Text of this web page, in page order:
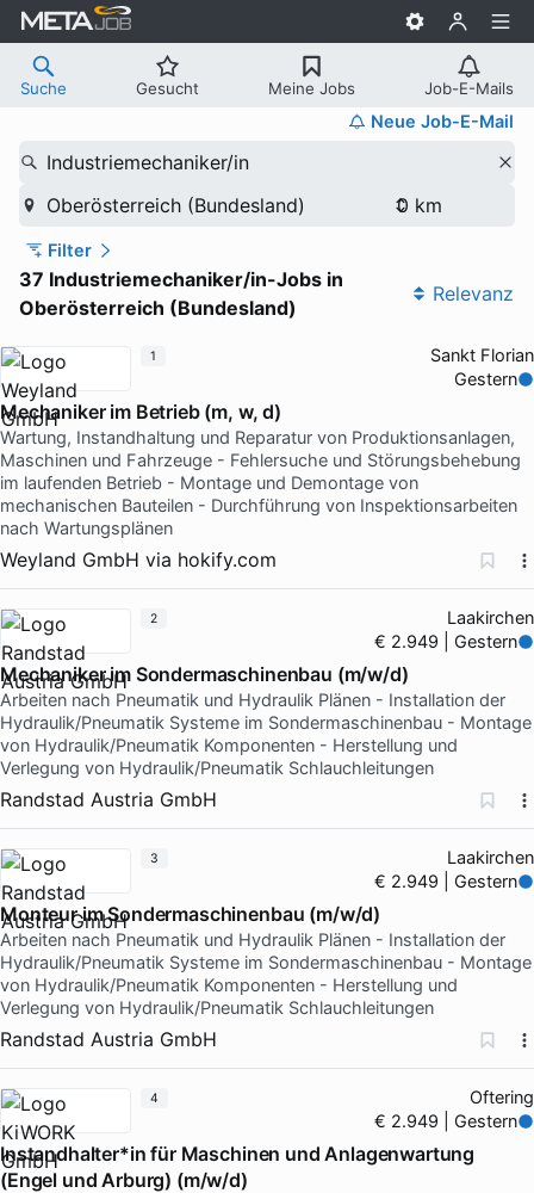
Suche Gesucht Meine Jobs Job-E-Mails
Neue Job-E-Mail
Industriemechaniker/in
Oberösterreich (Bundesland)
Filter
37 Industriemechaniker/in-Jobs in
Oberösterreich (Bundesland)
Relevanz
Sankt Florian
Gestern
Mechaniker im Betrieb (m, w, d)
Wartung, Instandhaltung und Reparatur von Produktionsanlagen,
Maschinen und Fahrzeuge - Fehlersuche und Störungsbehebung
im laufenden Betrieb - Montage und Demontage von
mechanischen Bauteilen - Durchführung von Inspektionsarbeiten
nach Wartungsplänen
Weyland GmbH via hokify.com
1
Laakirchen
€ 2.949 | Gestern
Mechaniker im Sondermaschinenbau (m/w/d)
Arbeiten nach Pneumatik und Hydraulik Plänen - Installation der
Hydraulik/Pneumatik Systeme im Sondermaschinenbau - Montage
von Hydraulik/Pneumatik Komponenten - Herstellung und
Verlegung von Hydraulik/Pneumatik Schlauchleitungen
Randstad Austria GmbH
2
Laakirchen
€ 2.949 | Gestern
Monteur im Sondermaschinenbau (m/w/d)
Arbeiten nach Pneumatik und Hydraulik Plänen - Installation der
Hydraulik/Pneumatik Systeme im Sondermaschinenbau - Montage
von Hydraulik/Pneumatik Komponenten - Herstellung und
Verlegung von Hydraulik/Pneumatik Schlauchleitungen
Randstad Austria GmbH
3
Oftering
€ 2.949 | Gestern
Instandhalter*in für Maschinen und Anlagenwartung
(Engel und Arburg) (m/w/d)
4